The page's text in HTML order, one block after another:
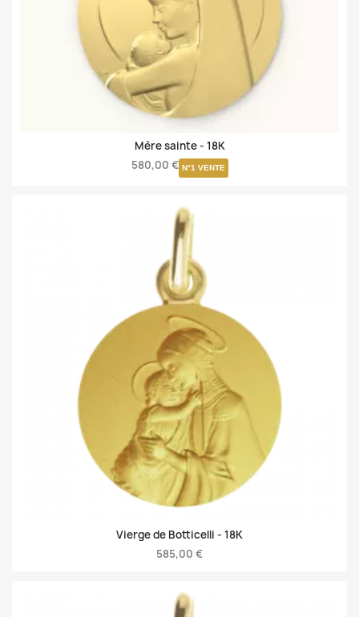
Mère sainte - 18K
580,00 € N°1 VENTE
Vierge de Botticelli - 18K
585,00 €